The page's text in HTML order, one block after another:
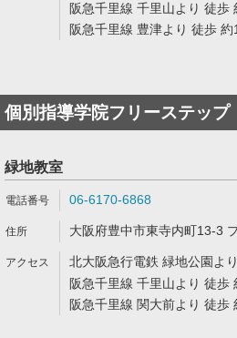
阪急千里線 千里山より 徒歩
阪急千里線 豊津より 徒歩 約
個別指導学院フリーステップ
緑地教室
06-6170-6868
大阪府豊中市東寺内町13-3
北大阪急行電鉄 緑地公園よ
阪急千里線 千里山より 徒歩
阪急千里線 関大前より 徒歩